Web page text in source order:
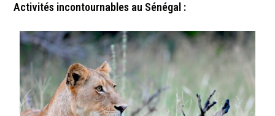
Activités incontournables au Sénégal :